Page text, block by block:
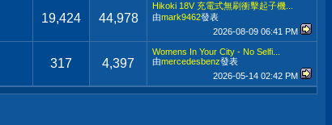
19,424 44,978
Hikoki 18V 充電式無刷衝擊起子機...
由mark9462發表
2026-08-09 06:41 PM
317 4,397
Womens In Your City - No Selfi...
由mercedesbenz發表
2026-05-14 02:42 PM